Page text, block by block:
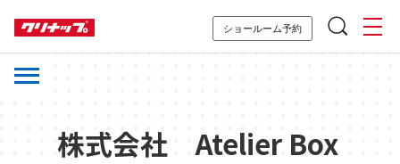
ショールーム予約
株式会社 Atelier Box